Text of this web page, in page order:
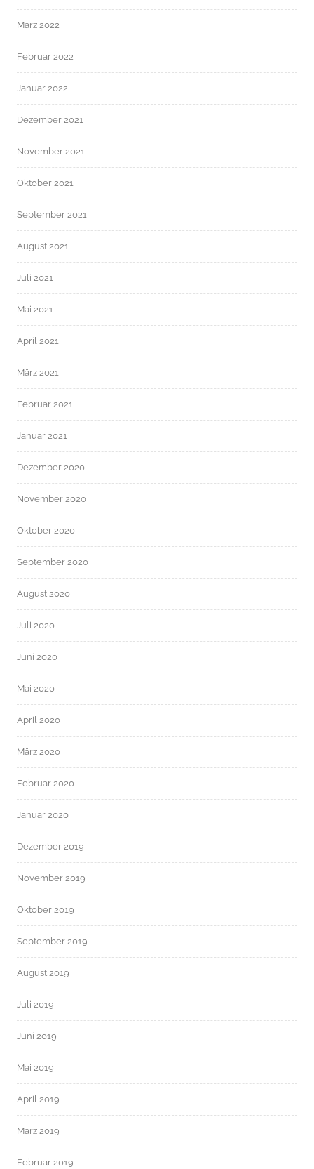
März 2022
Februar 2022
Januar 2022
Dezember 2021
November 2021
Oktober 2021
September 2021
August 2021
Juli 2021
Mai 2021
April 2021
März 2021
Februar 2021
Januar 2021
Dezember 2020
November 2020
Oktober 2020
September 2020
August 2020
Juli 2020
Juni 2020
Mai 2020
April 2020
März 2020
Februar 2020
Januar 2020
Dezember 2019
November 2019
Oktober 2019
September 2019
August 2019
Juli 2019
Juni 2019
Mai 2019
April 2019
März 2019
Februar 2019